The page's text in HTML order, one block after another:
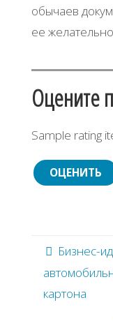
обычаев
ее
Оцените
Sample rating
Бизнес-
картона